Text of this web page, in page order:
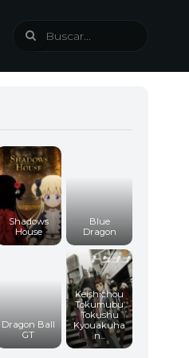
Shadows
House
Blue
Dragon
Dragon Ball
GT
Keishichou
Tokumubu
Tokushu
Kyouakuha
n...